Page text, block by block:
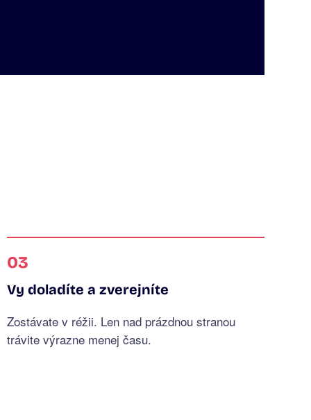
03
Vy doladíte a zverejníte
Zostávate v réžii. Len nad prázdnou stranou
trávite výrazne menej času.